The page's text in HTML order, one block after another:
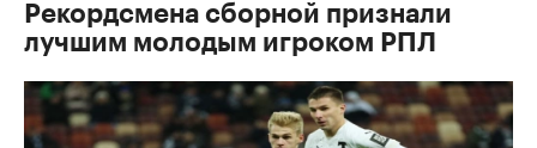
Рекордсмена сборной признали
лучшим молодым игроком РПЛ